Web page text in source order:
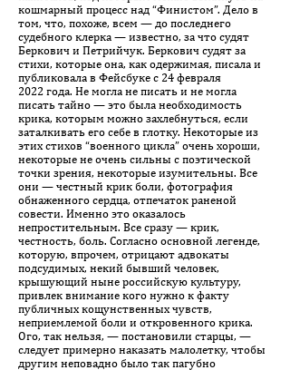
кошмарный процесс над “Финистом”. Дело в
том, что, похоже, всем — до последнего
судебного клерка — известно, за что судят
Беркович и Петрийчук. Беркович судят за
стихи, которые она, как одержимая, писала и
публиковала в Фейсбуке с 24 февраля
2022 года. Не могла не писать и не могла
писать тайно — это была необходимость
крика, которым можно захлебнуться, если
заталкивать его себе в глотку. Некоторые из
этих стихов “военного цикла” очень хороши,
некоторые не очень сильны с поэтической
точки зрения, некоторые изумительны. Все
они — честный крик боли, фотография
обнаженного сердца, отпечаток раненой
совести. Именно это оказалось
непростительным. Все сразу — крик,
честность, боль. Согласно основной легенде,
которую, впрочем, отрицают адвокаты
подсудимых, некий бывший человек,
крышующий ныне российскую культуру,
привлек внимание кого нужно к факту
публичных кощунственных чувств,
неприемлемой боли и откровенного крика.
Ого, так нельзя, — постановили старцы, —
следует примерно наказать малолетку, чтобы
другим неповадно было так пагубно